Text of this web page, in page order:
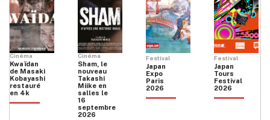
Cinéma
Kwaïdan
de Masaki
Kobayashi
restauré
en 4k
Cinéma
Sham, le
nouveau
Takashi
Miike en
salles le
16
septembre
2026
Festival
Japan
Expo
Paris
2026
Festival
Japan
Tours
Festival
2026